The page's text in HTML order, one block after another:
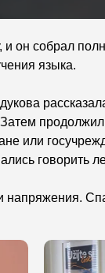
он собрал
языка.
или
говорить
напряжения.